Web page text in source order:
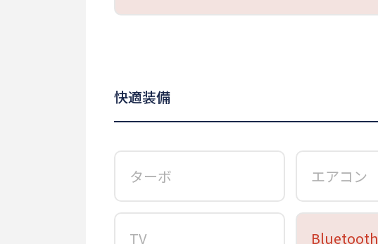
快適装備
ターボ エアコン
TV Bluetooth